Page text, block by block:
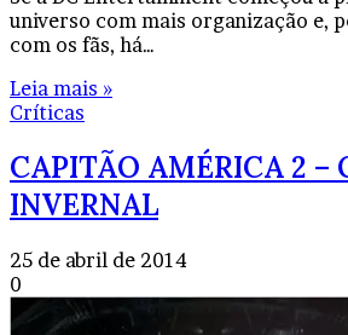
universo com mais organização e,
com os fãs, há…
Leia mais »
Críticas
CAPITÃO AMÉRICA 2 –
INVERNAL
25 de abril de 2014
0